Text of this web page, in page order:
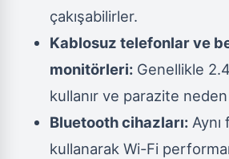
çakışabilirler.
Kablosuz telefonlar ve
monitörleri: Genellikle
kullanır ve parazite
Bluetooth cihazları: Aynı
kullanarak Wi-Fi